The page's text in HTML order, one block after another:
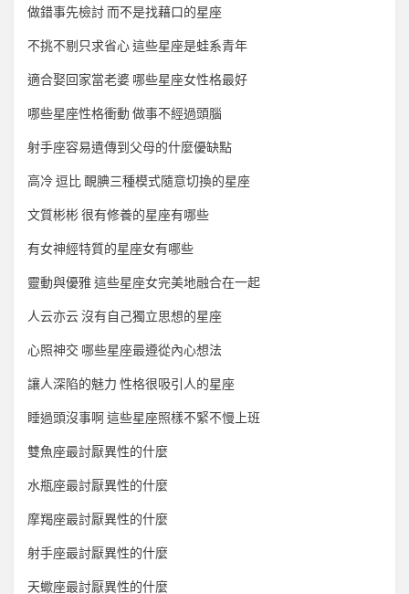
做錯事先檢討 而不是找藉口的星座
不挑不剔只求省心 這些星座是蛙系青年
適合娶回家當老婆 哪些星座女性格最好
哪些星座性格衝動 做事不經過頭腦
射手座容易遺傳到父母的什麼優缺點
高冷 逗比 靦腆三種模式隨意切換的星座
文質彬彬 很有修養的星座有哪些
有女神經特質的星座女有哪些
靈動與優雅 這些星座女完美地融合在一起
人云亦云 沒有自己獨立思想的星座
心照神交 哪些星座最遵從內心想法
讓人深陷的魅力 性格很吸引人的星座
睡過頭沒事啊 這些星座照樣不緊不慢上班
雙魚座最討厭異性的什麼
水瓶座最討厭異性的什麼
摩羯座最討厭異性的什麼
射手座最討厭異性的什麼
天蠍座最討厭異性的什麼